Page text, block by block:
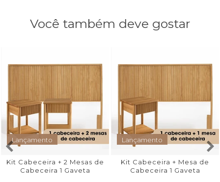
Você também deve gostar
Lançamento
Kit Cabeceira + 2 Mesas de
Cabeceira 1 Gaveta
Lançamento
Kit Cabeceira + Mesa de
Cabeceira 1 Gaveta